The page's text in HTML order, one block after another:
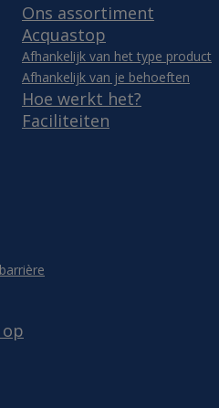
Ons assortiment
Acquastop
Afhankelijk van het type product
Afhankelijk van je behoeften
Hoe werkt het?
Faciliteiten